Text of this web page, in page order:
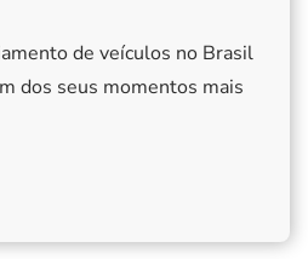
de veículos no Brasil
dos seus momentos mais